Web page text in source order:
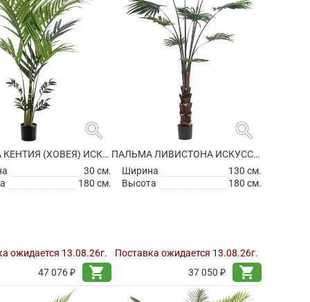
search
ПАЛЬМА КЕНТИЯ (ХОВЕЯ) ИСКУССТВЕННАЯ
30 см.
180 см.
ожидается 13.08.26г.
47 076 ₽
shopping_cart
search
ПАЛЬМА ЛИВИСТОНА ИСКУССТВЕННАЯ
Ширина
130 см.
Высота
180 см.
Поставка ожидается 13.08.26г.
37 050 ₽
shopping_cart